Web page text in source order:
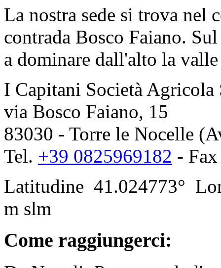
La nostra sede si trova nel
contrada Bosco Faiano.
a dominare dall'alto la
I Capitani Società Agricola
via Bosco Faiano, 15
83030 - Torre le Nocelle
Tel. +39 0825969182 -
Latitudine 41.024773°
m slm
Come raggiungerci: